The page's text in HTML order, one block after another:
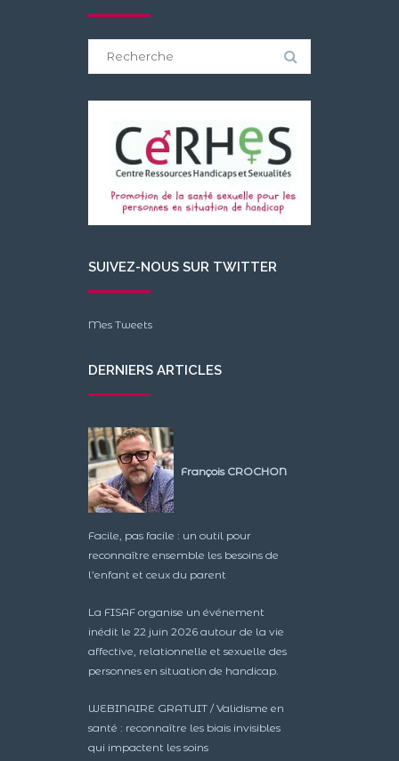
SUIVEZ-NOUS SUR TWITTER
Mes Tweets
DERNIERS ARTICLES
François CROCHON
Facile, pas facile : un outil pour
reconnaître ensemble les besoins de
l’enfant et ceux du parent
La FISAF organise un événement
inédit le 22 juin 2026 autour de la vie
affective, relationnelle et sexuelle des
personnes en situation de handicap.
WEBINAIRE GRATUIT / Validisme en
santé : reconnaître les biais invisibles
qui impactent les soins